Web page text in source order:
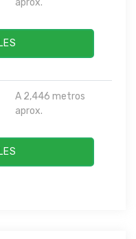
aprox.
A 2,446 metros
aprox.